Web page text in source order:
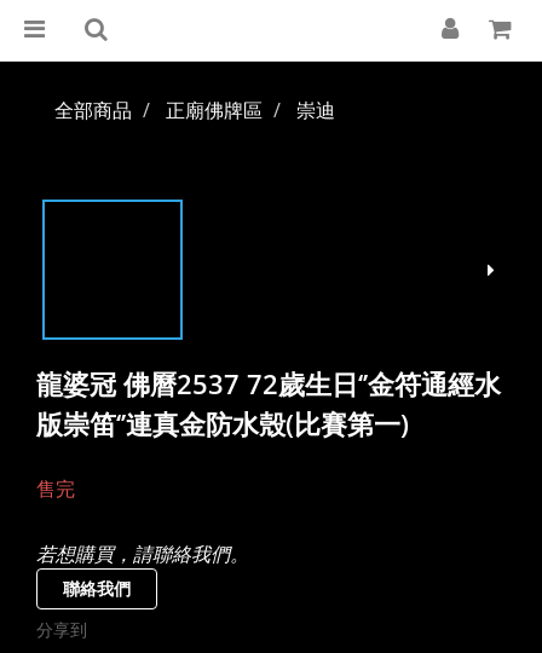
全部商品 正廟佛牌區 崇迪
龍婆冠 佛曆2537 72歲生日‘’金符通經水
版崇笛‘’連真金防水殼(比賽第一)
售完
若想購買，請聯絡我們。
聯絡我們
分享到